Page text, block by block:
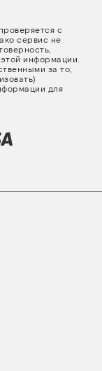
с
сервис не
информации.
за то,
для